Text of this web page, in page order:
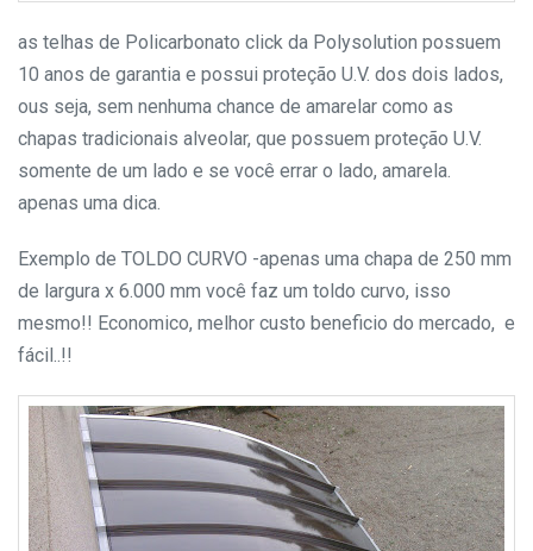
as telhas de Policarbonato click da Polysolution possuem
10 anos de garantia e possui proteção U.V. dos dois lados,
ous seja, sem nenhuma chance de amarelar como as
chapas tradicionais alveolar, que possuem proteção U.V.
somente de um lado e se você errar o lado, amarela.
apenas uma dica.
Exemplo de TOLDO CURVO -apenas uma chapa de 250 mm
de largura x 6.000 mm você faz um toldo curvo, isso
mesmo!! Economico, melhor custo beneficio do mercado, e
fácil..!!